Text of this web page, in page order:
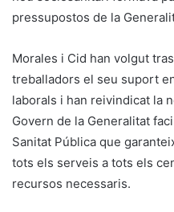
pressupostos de la
Morales i Cid han volgut
treballadors el seu suport
laborals i han reivindicat la
Govern de la Generalitat
Sanitat Pública que
tots els serveis a tots els
recursos necessaris.